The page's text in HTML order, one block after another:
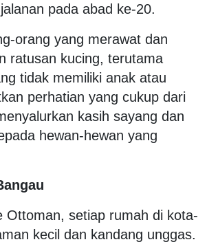
pada abad ke-20.
orang yang merawat dan
ratusan kucing, terutama
tidak memiliki anak atau
perhatian yang cukup dari
kasih sayang dan
hewan-hewan yang
Ottoman, setiap rumah di kota-
kecil dan kandang unggas.